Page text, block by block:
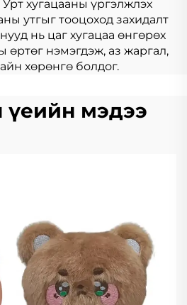
хугацааны үргэлжлэх
утгыг тооцоход захидалт
нь цаг хугацаа өнгөрөх
өртөг нэмэгдэж, аз жаргал,
хөрөнгө болдог.
үеийн мэдээ